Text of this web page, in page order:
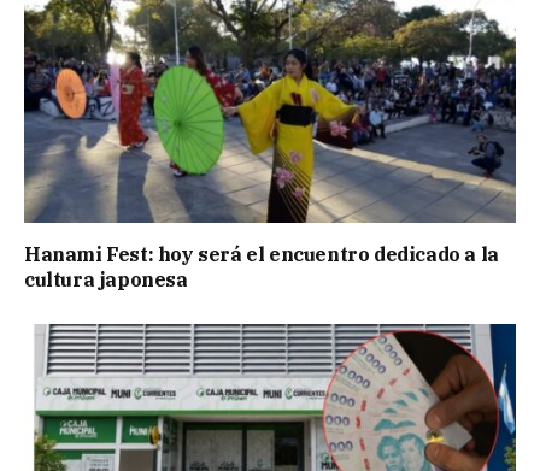
Hanami Fest: hoy será el encuentro dedicado a la
cultura japonesa